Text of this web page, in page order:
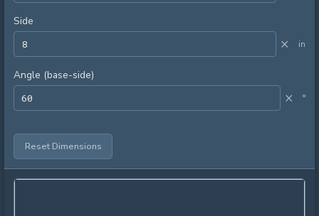
Side
× in
Angle (base-side)
× °
Reset Dimensions